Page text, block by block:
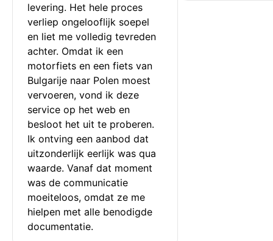
levering. Het hele proces
verliep ongelooflijk soepel
en liet me volledig tevreden
achter. Omdat ik een
motorfiets en een fiets van
Bulgarije naar Polen moest
vervoeren, vond ik deze
service op het web en
besloot het uit te proberen.
Ik ontving een aanbod dat
uitzonderlijk eerlijk was qua
waarde. Vanaf dat moment
was de communicatie
moeiteloos, omdat ze me
hielpen met alle benodigde
documentatie.